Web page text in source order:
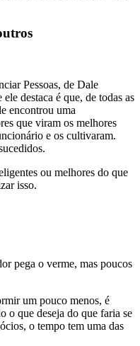
Pessoas, de Dale
destaca é que, de todas as
encontrou uma
que viram os melhores
e os cultivaram.
ou melhores do que
isso.
pega o verme, mas poucos
um pouco menos, é
o que deseja do que faria se
o tempo tem uma das